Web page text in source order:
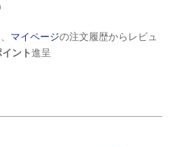
マイページの注文履歴からレビュ
ント進呈